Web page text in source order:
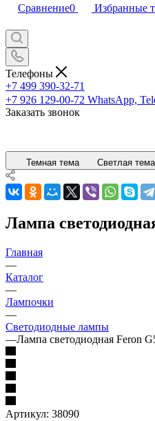
Сравнение0 Избранные
Телефоны
+7 499 390-32-71
+7 926 129-00-72 WhatsApp,
Заказать звонок
Темная тема Светлая тема
Лампа
Главная
—
Каталог
—
Лампочки
—
Светодиодные лампы
—Лампа светодиодная Feron
Артикул: 38090